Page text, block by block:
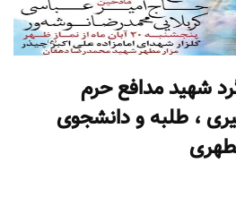
شهید مدافع حرم
، طلبه و دانشجوی